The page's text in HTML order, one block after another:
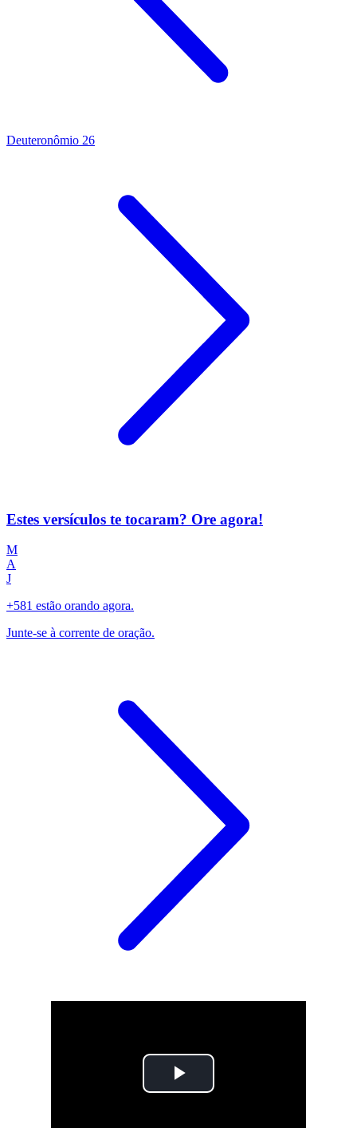
Deuteronômio 26
Estes versículos te tocaram? Ore agora!
M
A
J
+581 estão orando agora.
Junte-se à corrente de oração.